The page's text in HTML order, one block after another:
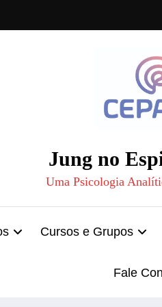
Jung no
Uma Psicologia
Cursos e Grupos
Fale